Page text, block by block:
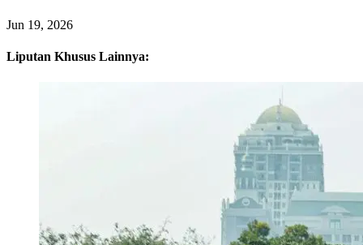
Jun 19, 2026
Liputan Khusus Lainnya: